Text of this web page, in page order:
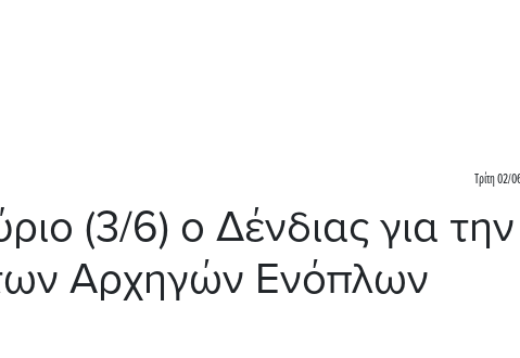
Τρίτη 02/
(3/6) ο Δένδιας για την
Αρχηγών Ενόπλων